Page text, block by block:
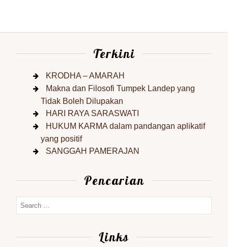
Terkini
KRODHA – AMARAH
Makna dan Filosofi Tumpek Landep yang
Tidak Boleh Dilupakan
HARI RAYA SARASWATI
HUKUM KARMA dalam pandangan aplikatif
yang positif
SANGGAH PAMERAJAN
Pencarian
Links